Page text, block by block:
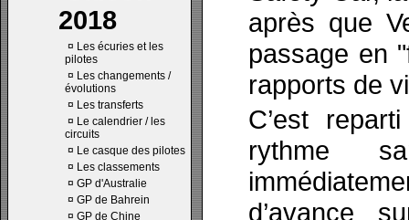
2018
¤ Les écuries et les
pilotes
¤ Les changements /
évolutions
¤ Les transferts
¤ Le calendrier / les
circuits
¤ Le casque des pilotes
¤ Les classements
¤ GP d'Australie
¤ GP de Bahrein
¤ GP de Chine
après que
passage en
rapports de
C’est
rythme
d’avance